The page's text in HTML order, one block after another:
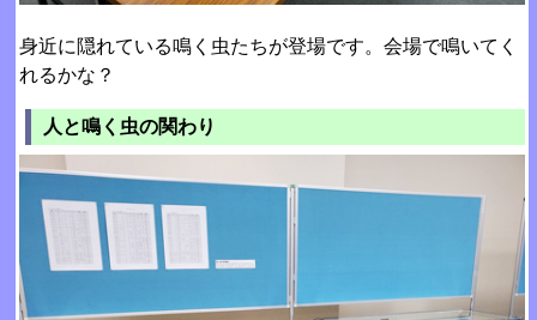
身近に隠れている鳴く虫たちが登場です。会場で鳴いてく
れるかな？
人と鳴く虫の関わり